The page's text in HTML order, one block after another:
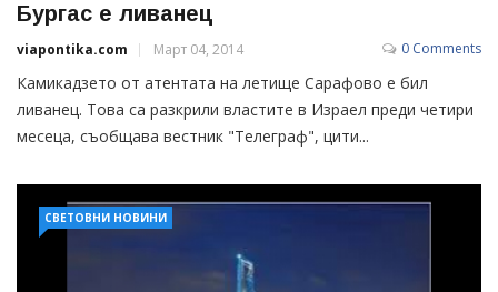
Бургас е ливанец
viapontika.com Март 04, 2014 0 Comments
Камикадзето от атентата на летище Сарафово е бил
ливанец. Това са разкрили властите в Израел преди четири
месеца, съобщава вестник "Телеграф", цити...
СВЕТОВНИ НОВИНИ